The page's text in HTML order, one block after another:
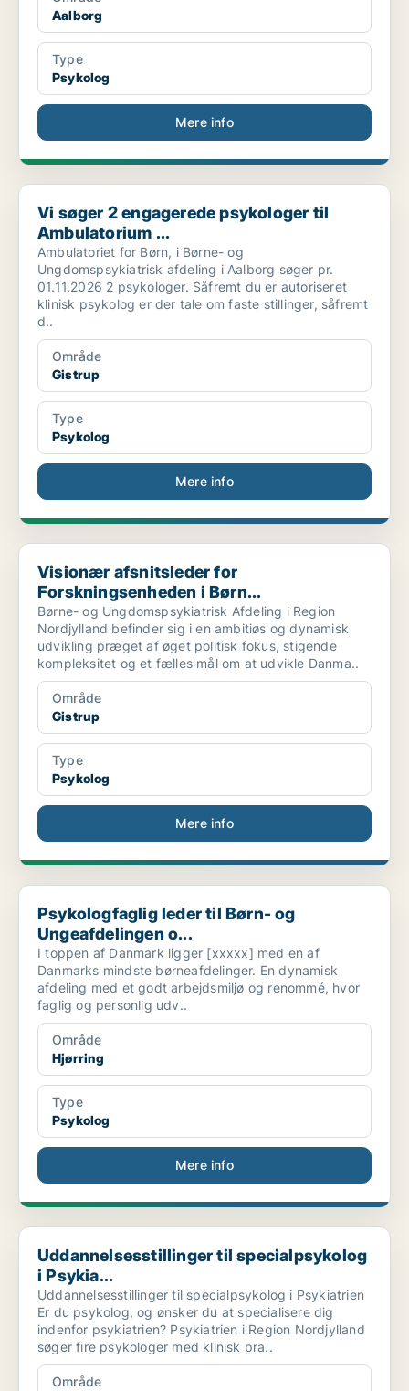
Aalborg
Type
Psykolog
Mere info
Vi søger 2 engagerede psykologer til Ambulatorium ...
Vi søger 2 engagerede psykologer til
Ambulatorium ...
Ambulatoriet for Børn, i Børne- og
Ungdomspsykiatrisk afdeling i Aalborg søger pr.
01.11.2026 2 psykologer. Såfremt du er autoriseret
klinisk psykolog er der tale om faste stillinger, såfremt
d..
Område
Gistrup
Type
Psykolog
Mere info
Visionær afsnitsleder for Forskningsenheden i Børn...
Visionær afsnitsleder for
Forskningsenheden i Børn...
Børne- og Ungdomspsykiatrisk Afdeling i Region
Nordjylland befinder sig i en ambitiøs og dynamisk
udvikling præget af øget politisk fokus, stigende
kompleksitet og et fælles mål om at udvikle Danma..
Område
Gistrup
Type
Psykolog
Mere info
Psykologfaglig leder til Børn- og Ungeafdelingen o...
Psykologfaglig leder til Børn- og
Ungeafdelingen o...
I toppen af Danmark ligger [xxxxx] med en af
Danmarks mindste børneafdelinger. En dynamisk
afdeling med et godt arbejdsmiljø og renommé, hvor
faglig og personlig udv..
Område
Hjørring
Type
Psykolog
Mere info
Uddannelsesstillinger til specialpsykolog i Psykia...
Uddannelsesstillinger til specialpsykolog
i Psykia...
Uddannelsesstillinger til specialpsykolog i Psykiatrien
Er du psykolog, og ønsker du at specialisere dig
indenfor psykiatrien? Psykiatrien i Region Nordjylland
søger fire psykologer med klinisk pra..
Område